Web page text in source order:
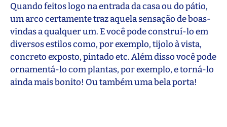
Quando feitos logo na entrada da casa ou do pátio,
um arco certamente traz aquela sensação de boas-
vindas a qualquer um. E você pode construí-lo em
diversos estilos como, por exemplo, tijolo à vista,
concreto exposto, pintado etc. Além disso você pode
ornamentá-lo com plantas, por exemplo, e torná-lo
ainda mais bonito! Ou também uma bela porta!